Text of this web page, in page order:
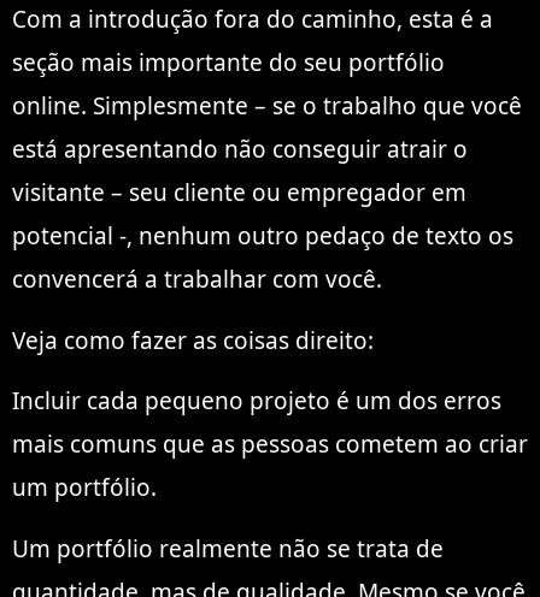
Com a introdução fora do caminho, esta é a
seção mais importante do seu portfólio
online. Simplesmente – se o trabalho que você
está apresentando não conseguir atrair o
visitante – seu cliente ou empregador em
potencial -, nenhum outro pedaço de texto os
convencerá a trabalhar com você.
Veja como fazer as coisas direito:
Incluir cada pequeno projeto é um dos erros
mais comuns que as pessoas cometem ao criar
um portfólio.
Um portfólio realmente não se trata de